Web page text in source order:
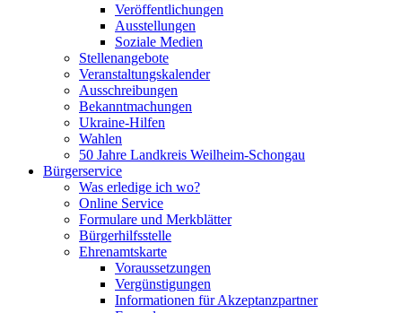
Veröffentlichungen
Ausstellungen
Soziale Medien
Stellenangebote
Veranstaltungskalender
Ausschreibungen
Bekanntmachungen
Ukraine-Hilfen
Wahlen
50 Jahre Landkreis Weilheim-Schongau
Bürgerservice
Was erledige ich wo?
Online Service
Formulare und Merkblätter
Bürgerhilfsstelle
Ehrenamtskarte
Voraussetzungen
Vergünstigungen
Informationen für Akzeptanzpartner